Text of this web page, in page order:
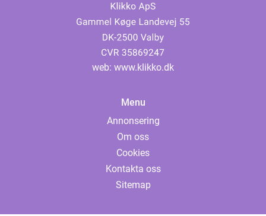
web: www.klikko.dk
Menu
Annonsering
Om oss
Cookies
Kontakta oss
Sitemap